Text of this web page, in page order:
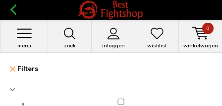
zoek inloggen
menu wishlist winkelwagen
0
Filters